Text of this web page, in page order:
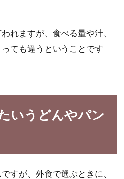
ントロールできないというつらい症状
れますが、食べる量や汁、
ても違うということです
いうどんやパン
すが、外食で選ぶときに、